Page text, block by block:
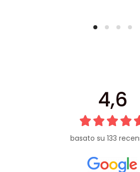
4,6
basato su 133